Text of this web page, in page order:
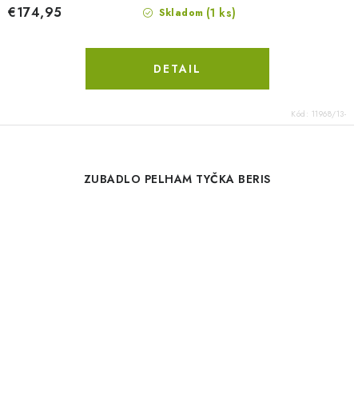
Skladom (1 ks)
€174,95
DETAIL
Kód: 11968/13-
ZUBADLO PELHAM TYČKA BERIS